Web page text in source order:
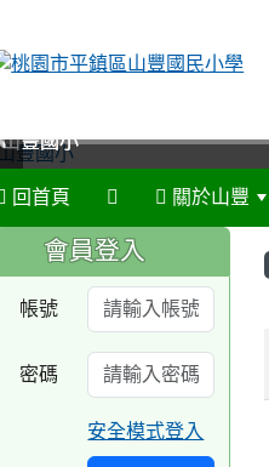
山豐國小
山豐國小
山豐國小
山豐國小
回首頁 關於山豐
會員登入
帳號
密碼
安全模式登入